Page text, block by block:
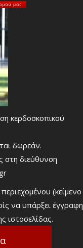
κερδοσκοπικού
δωρεάν.
στη διεύθυνση
(κείμενο
να υπάρξει έγγραφη
ιστοσελίδας.